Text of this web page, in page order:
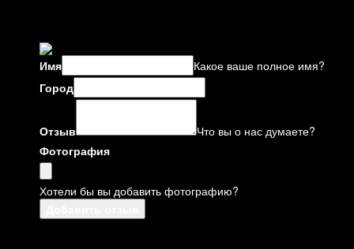
Имя
Какое ваше полное имя?
Город
Отзыв
Что вы о нас думаете?
Фотография
Хотели бы вы добавить фотографию?